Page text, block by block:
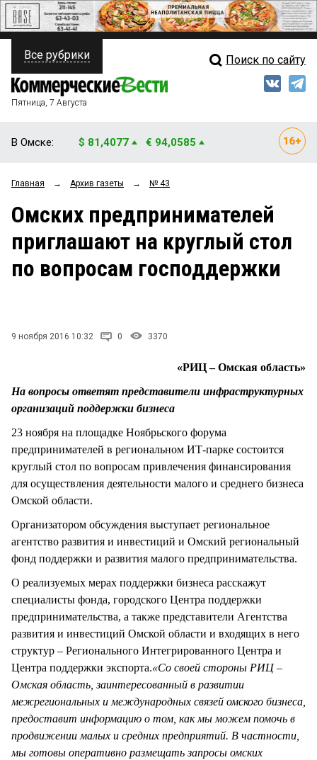
ПОЛИТИКА
ФИНАНСЫ
ОБЩЕСТВО
ЗАКОН
НОВОСТИ КОМПАНИЙ
Свежий выпуск
Рейтинги
Блоги
Архив
Все рубрики Поиск по сайту
Пятница, 7 Августа
В Омске: $ 81,4077 € 94,0585
Главная → Архив газеты → № 43
Омских предпринимателей
приглашают на круглый стол
по вопросам господдержки
9 ноября 2016 10:32 0 3370
«РИЦ – Омская область»
На вопросы ответят представители инфраструктурных
организаций поддержки бизнеса
23 ноября на площадке Ноябрьского форума
предпринимателей в региональном ИТ-парке состоится
круглый стол по вопросам привлечения финансирования
для осуществления деятельности малого и среднего бизнеса
Омской области.
Организатором обсуждения выступает региональное
агентство развития и инвестиций и Омский региональный
фонд поддержки и развития малого предпринимательства.
О реализуемых мерах поддержки бизнеса расскажут
специалисты фонда, городского Центра поддержки
предпринимательства, а также представители Агентства
развития и инвестиций Омской области и входящих в него
структур – Регионального Интегрированного Центра и
Центра поддержки экспорта.«Со своей стороны РИЦ –
Омская область, заинтересованный в развитии
межрегиональных и международных связей омского бизнеса,
предоставит информацию о том, как мы можем помочь в
продвижении малых и средних предприятий. В частности,
мы готовы оперативно размещать запросы омских